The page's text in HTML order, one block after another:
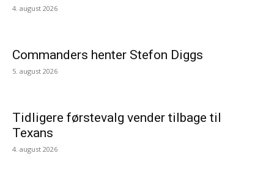
4. august 2026
Commanders henter Stefon Diggs
5. august 2026
Tidligere førstevalg vender tilbage til
Texans
4. august 2026